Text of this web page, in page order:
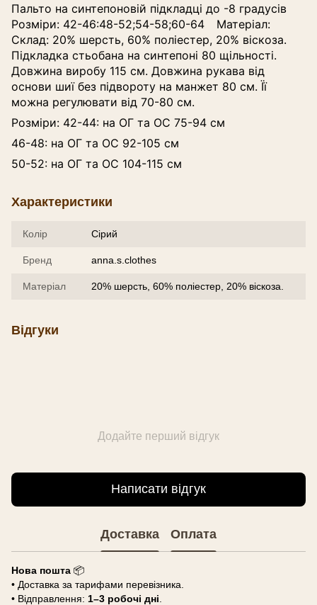
Пальто на синтепоновій підкладці до -8 градусів
Розміри: 42-46:48-52;54-58;60-64⠀ Матеріал:
Склад: 20% шерсть, 60% поліестер, 20% віскоза.
Підкладка стьобана на синтепоні 80 щільності.
Довжина виробу 115 см. Довжина рукава від
основи шиї без підвороту на манжет 80 см. Її
можна регулювати від 70-80 см.
Розміри: 42-44: на ОГ та ОС 75-94 см
46-48: на ОГ та ОС 92-105 см
50-52: на ОГ та ОС 104-115 см
Характеристики
Колір Сірий
Бренд anna.s.clothes
Матеріал 20% шерсть, 60% поліестер, 20% віскоза.
Відгуки
Додайте перший відгук
Написати відгук
Доставка Оплата
Нова пошта 📦
• Доставка за тарифами перевізника.
• Відправлення: 1–3 робочі дні